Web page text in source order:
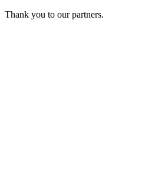
Thank you to our partners.